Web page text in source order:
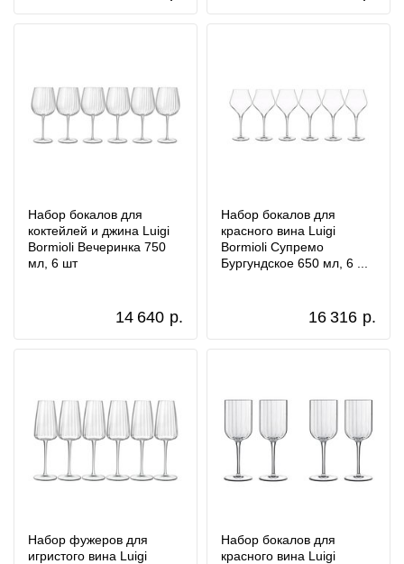
Набор бокалов для
коктейлей и джина Luigi
Bormioli Вечеринка 750
мл, 6 шт
14 640 р.
Набор бокалов для
красного вина Luigi
Bormioli Супремо
Бургундское 650 мл, 6 ...
16 316 р.
Набор фужеров для
игристого вина Luigi
Набор бокалов для
красного вина Luigi